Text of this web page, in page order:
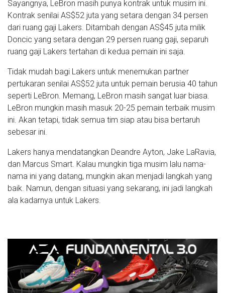
Sayangnya, LeBron masih punya kontrak untuk musim ini.
Kontrak senilai AS$52 juta yang setara dengan 34 persen
dari ruang gaji Lakers. Ditambah dengan AS$45 juta milik
Doncic yang setara dengan 29 persen ruang gaji, separuh
ruang gaji Lakers tertahan di kedua pemain ini saja.
Tidak mudah bagi Lakers untuk menemukan partner
pertukaran senilai AS$52 juta untuk pemain berusia 40 tahun
seperti LeBron. Memang, LeBron masih sangat luar biasa.
LeBron mungkin masih masuk 20-25 pemain terbaik musim
ini. Akan tetapi, tidak semua tim siap atau bisa bertaruh
sebesar ini.
Lakers hanya mendatangkan Deandre Ayton, Jake LaRavia,
dan Marcus Smart. Kalau mungkin tiga musim lalu nama-
nama ini yang datang, mungkin akan menjadi langkah yang
baik. Namun, dengan situasi yang sekarang, ini jadi langkah
ala kadarnya untuk Lakers.